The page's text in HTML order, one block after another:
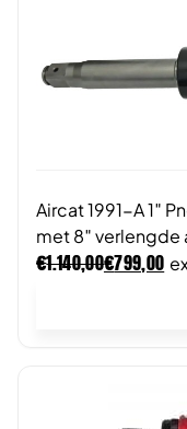
Aircat 1991-A 1″
met 8″ verlengde
€1.140,00€799,00